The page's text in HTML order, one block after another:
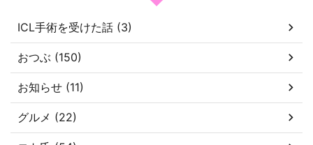
ICL手術を受けた話 (3)
おつぶ (150)
お知らせ (11)
グルメ (22)